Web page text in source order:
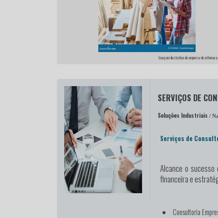
Imagem ilustrativa de empresa de reforma
SERVIÇOS DE
Soluções Industriais /
Serviços de
Alcance o sucesso
financeira e
Consultoria